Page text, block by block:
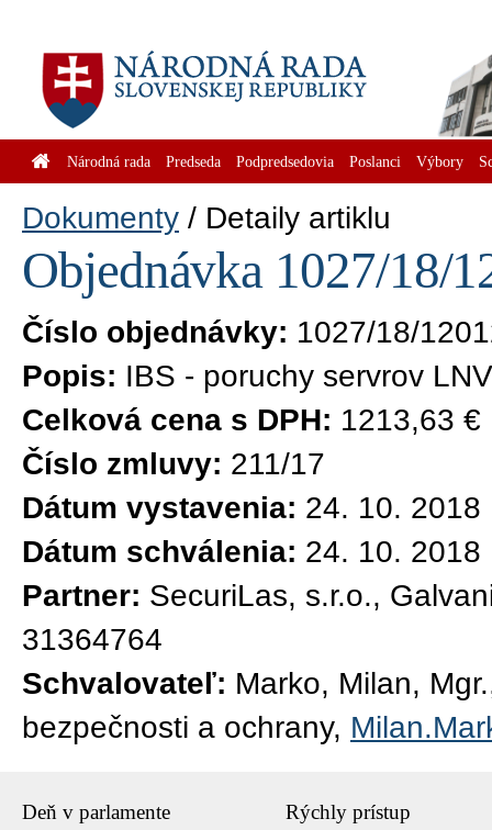
Národná rada Predseda Podpredsedovia Poslanci Výbory
Dokumenty Detaily artiklu
Objednávka 1027/18/
Číslo objednávky: 1027/18/
Popis: IBS - poruchy servrov
Celková cena s DPH: 1213,63 €
Číslo zmluvy: 211/17
Dátum vystavenia: 24. 10. 2018
Dátum schválenia: 24. 10. 2018
Partner: SecuriLas, s.r.o.,
31364764
Schvalovateľ: Marko, Milan,
bezpečnosti a ochrany,
Deň v parlamente Rýchly prístup